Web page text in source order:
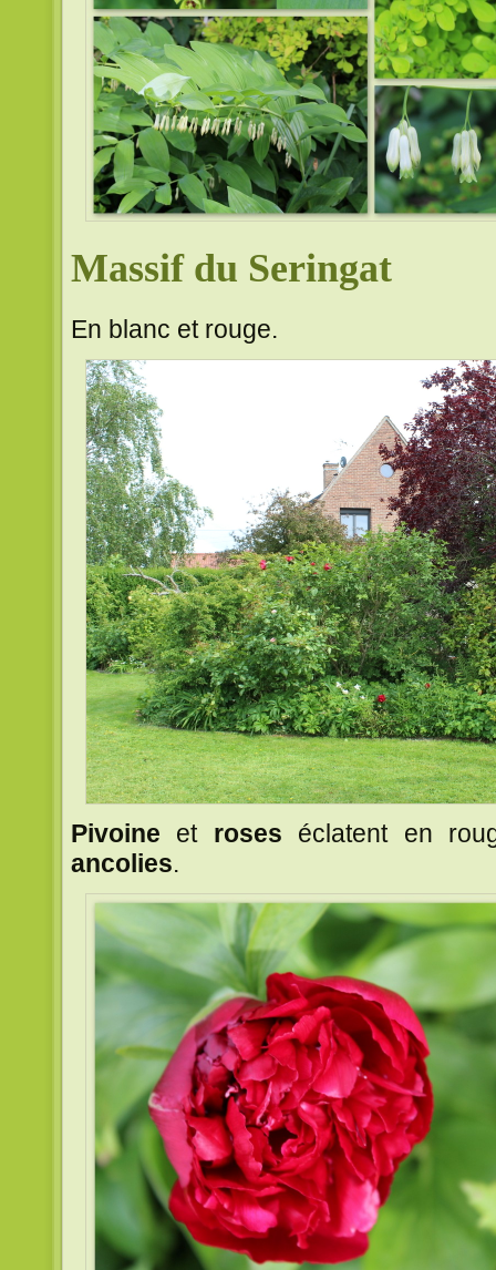
Massif du Seringat
En blanc et rouge.
Pivoine et roses éclatent en
ancolies.